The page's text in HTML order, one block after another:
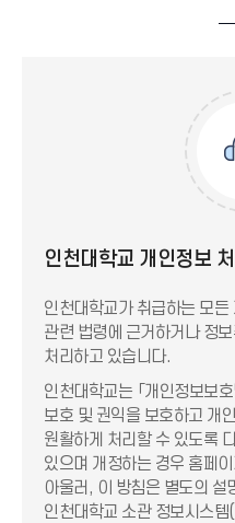
인천대학교 개인정보
인천대학교가 취급하는 모든
관련 법령에 근거하거나 정
처리하고 있습니다.
인천대학교는 「개인정보보
보호 및 권익을 보호하고 개
원활하게 처리할 수 있도록
있으며 개정하는 경우 홈페
아울러, 이 방침은 별도의 설
인천대학교 소관 정보시스